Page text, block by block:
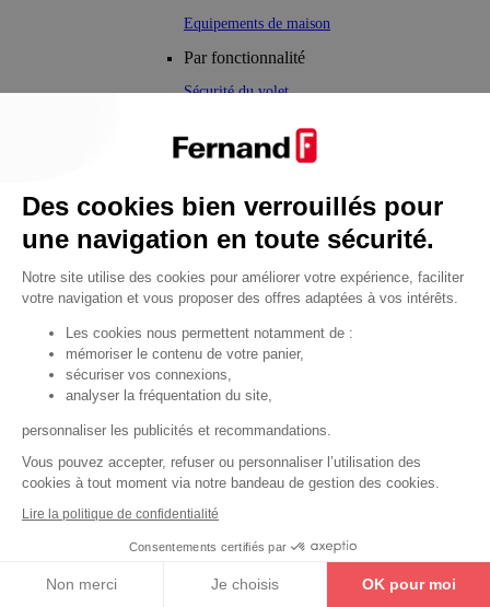
Equipements de maison
Par fonctionnalité
Sécurité du volet
Par fonctionnalité
Cendrier
Par fonctionnalité
Equipements de porte
•Judas de porte
Fermes-portes
•Arrêts de porte
•Butoirs de porte
• Charnières de porte
• Accessoires de fixation
Les astuces
Les équipements de porte
Les équipements pour les personnes
Des cookies bien verrouillés pour
une navigation en toute sécurité.
Notre site utilise des cookies pour améliorer votre expérience, faciliter
votre navigation et vous proposer des offres adaptées à vos intérêts.
Les cookies nous permettent notamment de :
mémoriser le contenu de votre panier,
sécuriser vos connexions,
analyser la fréquentation du site,
personnaliser les publicités et recommandations.
Vous pouvez accepter, refuser ou personnaliser l’utilisation des
cookies à tout moment via notre bandeau de gestion des cookies.
Lire la politique de confidentialité
Consentements certifiés par
Non merci Je choisis OK pour moi